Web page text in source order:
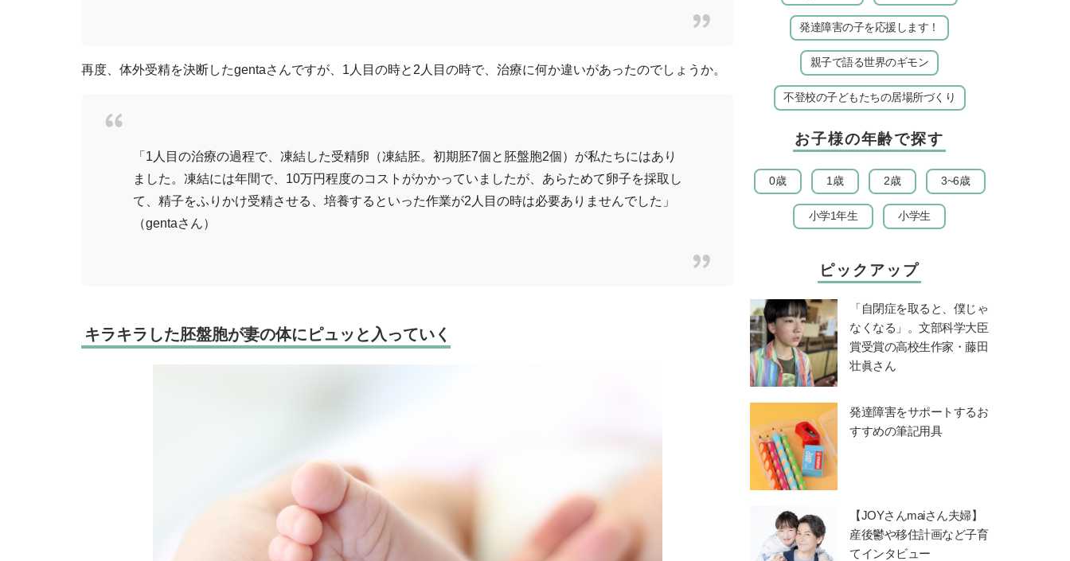
再度、体外受精を決断したgentaさんですが、1人目の時と2人目の時で、治療に何か違いがあったのでしょうか。
「1人目の治療の過程で、凍結した受精卵（凍結胚。初期胚7個と胚盤胞2個）が私たちにはあり
ました。凍結には年間で、10万円程度のコストがかかっていましたが、あらためて卵子を採取し
て、精子をふりかけ受精させる、培養するといった作業が2人目の時は必要ありませんでした」
（gentaさん）
キラキラした胚盤胞が妻の体にピュッと入っていく
発達障害の子を応援します！
親子で語る世界のギモン
不登校の子どもたちの居場所づくり
お子様の年齢で探す
0歳 1歳 2歳 3~6歳
小学1年生 小学生
ピックアップ
「自閉症を取ると、僕じゃ
なくなる」。文部科学大臣
賞受賞の高校生作家・藤田
壮眞さん
発達障害をサポートするお
すすめの筆記用具
【JOYさんmaiさん夫婦】
産後鬱や移住計画など子育
てインタビュー